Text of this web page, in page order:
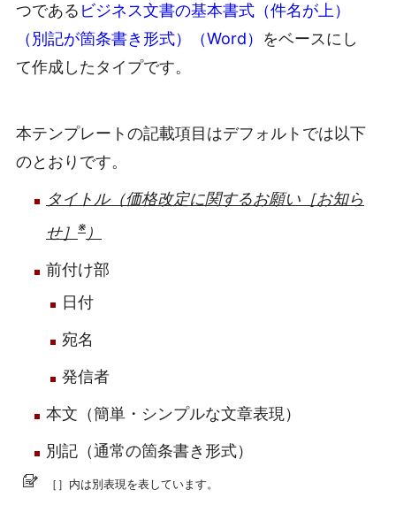
つである ビジネス文書の基本書式（件名が上）
（別記が箇条書き形式）（Word） をベースにし
て作成したタイプです。
本テンプレートの記載項目はデフォルトでは以下
のとおりです。
タイトル（価格改定に関するお願い［お知ら
せ］ ※ ）
前付け部
日付
宛名
発信者
本文（簡単・シンプルな文章表現）
別記（通常の箇条書き形式）
［］内は別表現を表しています。